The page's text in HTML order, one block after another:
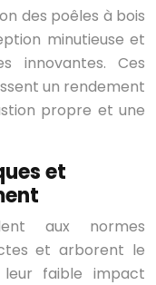
des poêles à bois
minutieuse et
innovantes. Ces
un rendement
propre et une
et
aux normes
et arborent le
faible impact